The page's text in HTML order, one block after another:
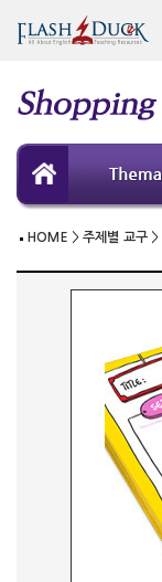
HOME > 주제별 교구 >